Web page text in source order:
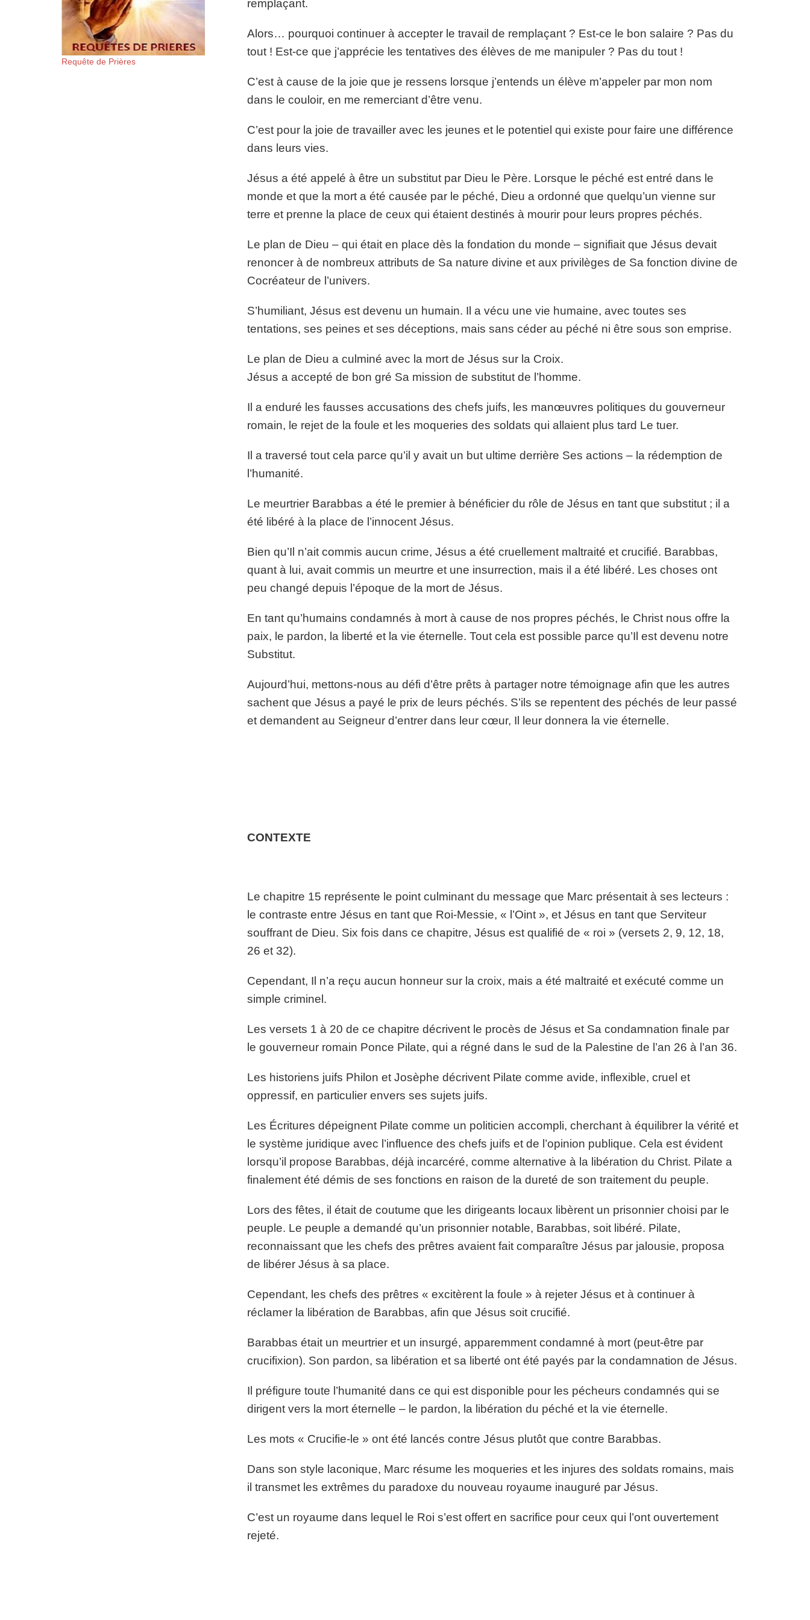
Requête de Prières
remplaçant.
Alors… pourquoi continuer à accepter le travail de remplaçant ? Est-ce le bon salaire ? Pas du
tout ! Est-ce que j’apprécie les tentatives des élèves de me manipuler ? Pas du tout !
C’est à cause de la joie que je ressens lorsque j’entends un élève m’appeler par mon nom
dans le couloir, en me remerciant d’être venu.
C’est pour la joie de travailler avec les jeunes et le potentiel qui existe pour faire une différence
dans leurs vies.
Jésus a été appelé à être un substitut par Dieu le Père. Lorsque le péché est entré dans le
monde et que la mort a été causée par le péché, Dieu a ordonné que quelqu’un vienne sur
terre et prenne la place de ceux qui étaient destinés à mourir pour leurs propres péchés.
Le plan de Dieu – qui était en place dès la fondation du monde – signifiait que Jésus devait
renoncer à de nombreux attributs de Sa nature divine et aux privilèges de Sa fonction divine de
Cocréateur de l’univers.
S’humiliant, Jésus est devenu un humain. Il a vécu une vie humaine, avec toutes ses
tentations, ses peines et ses déceptions, mais sans céder au péché ni être sous son emprise.
Le plan de Dieu a culminé avec la mort de Jésus sur la Croix.
Jésus a accepté de bon gré Sa mission de substitut de l’homme.
Il a enduré les fausses accusations des chefs juifs, les manœuvres politiques du gouverneur
romain, le rejet de la foule et les moqueries des soldats qui allaient plus tard Le tuer.
Il a traversé tout cela parce qu’il y avait un but ultime derrière Ses actions – la rédemption de
l’humanité.
Le meurtrier Barabbas a été le premier à bénéficier du rôle de Jésus en tant que substitut ; il a
été libéré à la place de l’innocent Jésus.
Bien qu’Il n’ait commis aucun crime, Jésus a été cruellement maltraité et crucifié. Barabbas,
quant à lui, avait commis un meurtre et une insurrection, mais il a été libéré. Les choses ont
peu changé depuis l’époque de la mort de Jésus.
En tant qu’humains condamnés à mort à cause de nos propres péchés, le Christ nous offre la
paix, le pardon, la liberté et la vie éternelle. Tout cela est possible parce qu’Il est devenu notre
Substitut.
Aujourd’hui, mettons-nous au défi d’être prêts à partager notre témoignage afin que les autres
sachent que Jésus a payé le prix de leurs péchés. S’ils se repentent des péchés de leur passé
et demandent au Seigneur d’entrer dans leur cœur, Il leur donnera la vie éternelle.
CONTEXTE
Le chapitre 15 représente le point culminant du message que Marc présentait à ses lecteurs :
le contraste entre Jésus en tant que Roi-Messie, « l’Oint », et Jésus en tant que Serviteur
souffrant de Dieu. Six fois dans ce chapitre, Jésus est qualifié de « roi » (versets 2, 9, 12, 18,
26 et 32).
Cependant, Il n’a reçu aucun honneur sur la croix, mais a été maltraité et exécuté comme un
simple criminel.
Les versets 1 à 20 de ce chapitre décrivent le procès de Jésus et Sa condamnation finale par
le gouverneur romain Ponce Pilate, qui a régné dans le sud de la Palestine de l’an 26 à l’an 36.
Les historiens juifs Philon et Josèphe décrivent Pilate comme avide, inflexible, cruel et
oppressif, en particulier envers ses sujets juifs.
Les Écritures dépeignent Pilate comme un politicien accompli, cherchant à équilibrer la vérité et
le système juridique avec l’influence des chefs juifs et de l’opinion publique. Cela est évident
lorsqu’il propose Barabbas, déjà incarcéré, comme alternative à la libération du Christ. Pilate a
finalement été démis de ses fonctions en raison de la dureté de son traitement du peuple.
Lors des fêtes, il était de coutume que les dirigeants locaux libèrent un prisonnier choisi par le
peuple. Le peuple a demandé qu’un prisonnier notable, Barabbas, soit libéré. Pilate,
reconnaissant que les chefs des prêtres avaient fait comparaître Jésus par jalousie, proposa
de libérer Jésus à sa place.
Cependant, les chefs des prêtres « excitèrent la foule » à rejeter Jésus et à continuer à
réclamer la libération de Barabbas, afin que Jésus soit crucifié.
Barabbas était un meurtrier et un insurgé, apparemment condamné à mort (peut-être par
crucifixion). Son pardon, sa libération et sa liberté ont été payés par la condamnation de Jésus.
Il préfigure toute l’humanité dans ce qui est disponible pour les pécheurs condamnés qui se
dirigent vers la mort éternelle – le pardon, la libération du péché et la vie éternelle.
Les mots « Crucifie-le » ont été lancés contre Jésus plutôt que contre Barabbas.
Dans son style laconique, Marc résume les moqueries et les injures des soldats romains, mais
il transmet les extrêmes du paradoxe du nouveau royaume inauguré par Jésus.
C’est un royaume dans lequel le Roi s’est offert en sacrifice pour ceux qui l’ont ouvertement
rejeté.